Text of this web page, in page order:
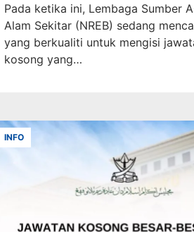
Pada ketika ini, Lembaga Sumber
Alam Sekitar (NREB) sedang
yang berkualiti untuk mengisi
kosong yang…
INFO